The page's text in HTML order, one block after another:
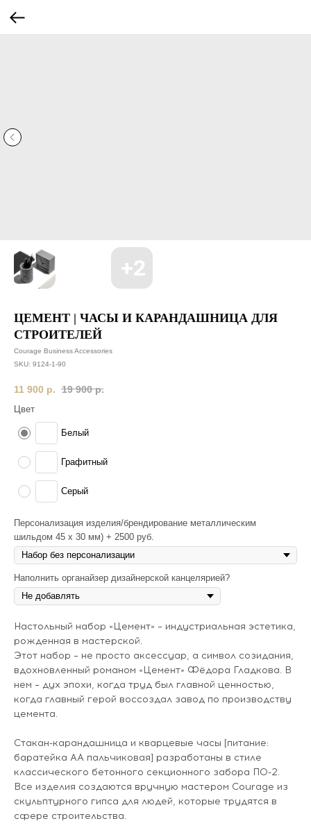
ЦЕМЕНТ | ЧАСЫ И КАРАНДАШНИЦА ДЛЯ
СТРОИТЕЛЕЙ
Courage Business Accessories
SKU: 9124-1-90
11 900 р. 19 900 р.
Цвет
Белый
Графитный
Серый
Персонализация изделия/брендирование металлическим
шильдом 45 х 30 мм) + 2500 руб.
Наполнить органайзер дизайнерской канцелярией?
Настольный набор «Цемент» – индустриальная эстетика,
рожденная в мастерской.
Этот набор – не просто аксессуар, а символ созидания,
вдохновленный романом «Цемент» Фёдора Гладкова. В
нем – дух эпохи, когда труд был главной ценностью,
когда главный герой воссоздал завод по производству
цемента.
Стакан-карандашница и кварцевые часы [питание:
баратейка АА пальчиковая] разработаны в стиле
классического бетонного секционного забора ПО-2.
Все изделия создаются вручную мастером Courage из
скульптурного гипса для людей, которые трудятся в
сфере строительства.